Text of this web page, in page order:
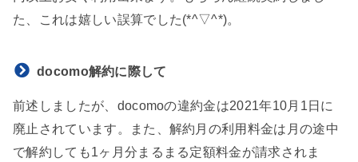
た、これは嬉しい誤算でした(*^▽^*)。
docomo解約に際して
前述しましたが、docomoの違約金は2021年10月1日に
廃止されています。また、解約月の利用料金は月の途中
で解約しても1ヶ月分まるまる定額料金が請求されま